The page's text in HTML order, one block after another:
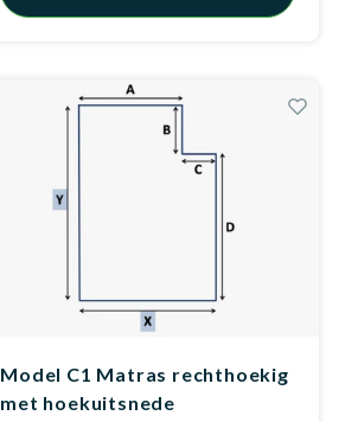
Model C1 Matras rechthoekig
met hoekuitsnede